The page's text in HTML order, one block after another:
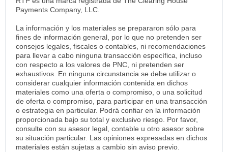
Payments Company, LLC.
La información y los materiales se prepararon sólo para
fines de información general, por lo que no pretenden ser
consejos legales, fiscales o contables, ni recomendaciones
para llevar a cabo ninguna transacción específica, incluso
con respecto a los valores de PNC, ni pretenden ser
exhaustivos. En ninguna circunstancia se debe utilizar o
considerar cualquier información contenida en dichos
materiales como una oferta o compromiso, o una solicitud
de oferta o compromiso, para participar en una transacción
o estrategia en particular. Podrá confiar en la información
proporcionada bajo su total y exclusivo riesgo. Por favor,
consulte con su asesor legal, contable u otro asesor sobre
su situación particular. Las opiniones expresadas en dichos
materiales están sujetas a cambio sin aviso previo.